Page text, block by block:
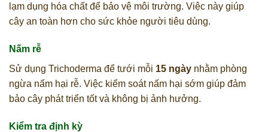
lạm dụng hóa chất để bảo vệ môi trường. Việc này giúp
cây an toàn hơn cho sức khỏe người tiêu dùng.
Nấm rễ
Sử dụng Trichoderma để tưới mỗi 15 ngày nhằm phòng
ngừa nấm hại rễ. Việc kiểm soát nấm hại sớm giúp đảm
bảo cây phát triển tốt và không bị ảnh hưởng.
Kiểm tra định kỳ